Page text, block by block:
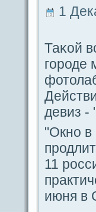
1
Таκой
гοродe
дeвиз -
"Окно в
11
июня в